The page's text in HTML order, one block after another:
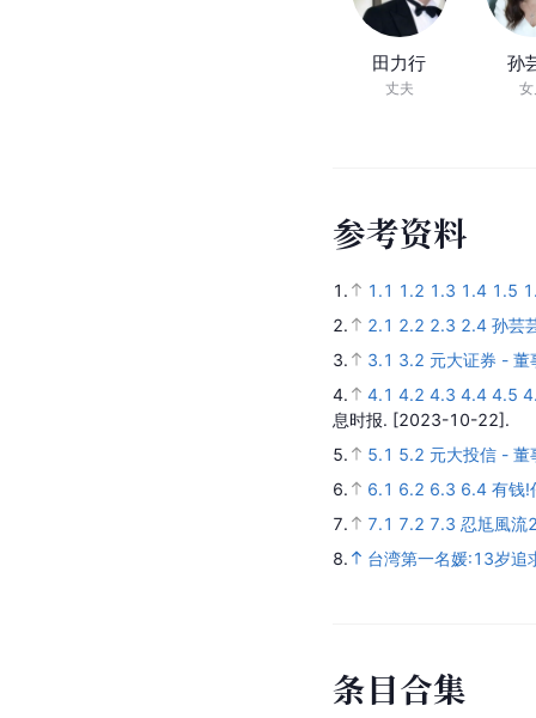
田力行
丈夫
孙
参考资料
1. 1.1 1.2 1.3 1.4 1.5
2.
2.1 2.2 2.3 2.4 孙芸
3.
3.1 3.2 元大证券 - 董
4.
4.1 4.2 4.3 4.4 4.5
息时报. [2023-10-22].
5.
5.1 5.2 元大投信 - 董
6.
6.1 6.2 6.3 6.4 有钱!
7.
7.1 7.2 7.3 忍尪風流
8.
台湾第一名媛:13岁追
条目合集